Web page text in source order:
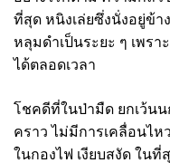
ที่สุด หนิงเล่ยซึ่งนั่งอยู่ข้า
หลุมดำเป็นระยะ ๆ เพร
ได้ตลอดเวลา
โชคดีที่ในป่ามืด ยกเว้น
คราว ไม่มีการเคลื่อนไห
ในกองไฟ เงียบสงัด ใน